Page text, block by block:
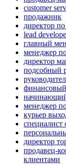
customer
продажник
директор по
lead
главный
менеджер
директор
подсобный
менеджер
курьер
специалист
директор
продавец-
клиентами